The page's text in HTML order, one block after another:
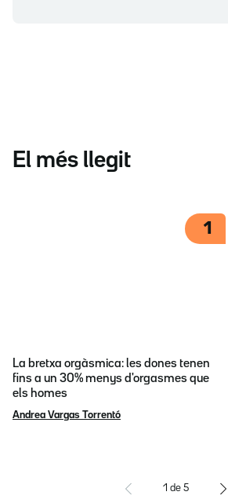
El més llegit
1
La bretxa orgàsmica: les dones tenen
fins a un 30% menys d'orgasmes que
els homes
Andrea Vargas Torrentó
1 de 5